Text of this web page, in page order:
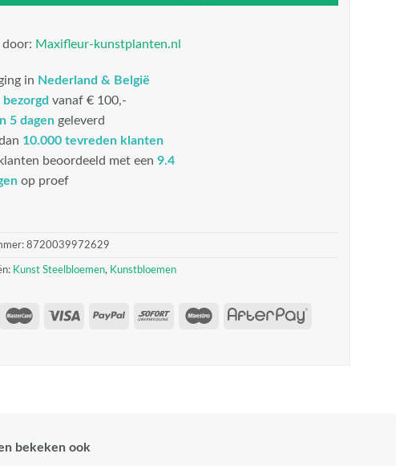
Maxifleur-kunstplanten.nl
in Nederland & België
vanaf € 100,-
5 dagengeleverd
10.000 tevreden klanten
beoordeeld met een 9.4
op proef
8720039972629
Kunst Steelbloemen, Kunstbloemen
bekeken ook